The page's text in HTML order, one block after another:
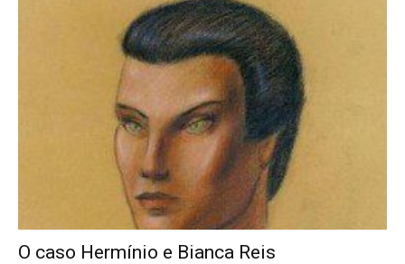
O caso Hermínio e Bianca Reis